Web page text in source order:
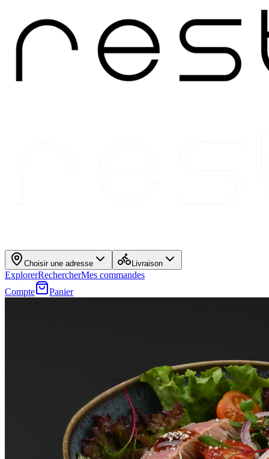
Choisir une adresse Livraison
ExplorerRechercherMes commandes
Compte
Panier